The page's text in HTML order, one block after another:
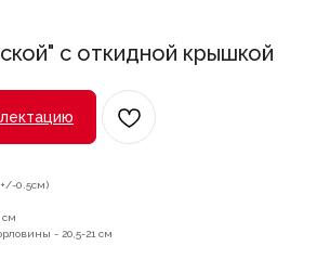
с откидной крышкой
0.5см)
см
- 20,5-21 см